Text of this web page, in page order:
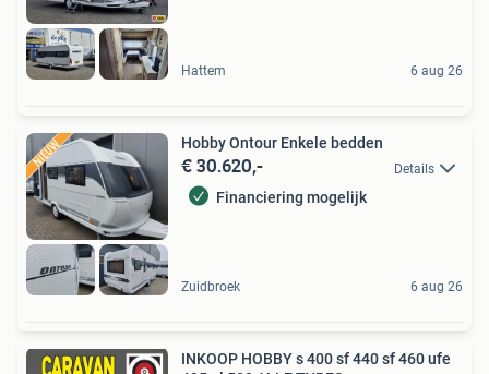
Hattem 6 aug 26
Hobby Ontour Enkele bedden
€ 30.620,- Details
Financiering mogelijk
Zuidbroek 6 aug 26
INKOOP HOBBY s 400 sf 440 sf 460 ufe